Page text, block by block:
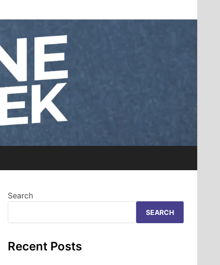
Search
SEARCH
Recent Posts